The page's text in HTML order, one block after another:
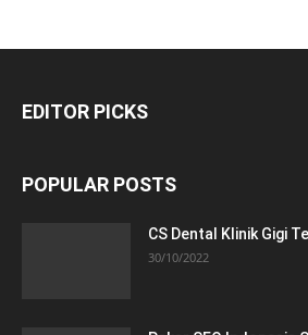
EDITOR PICKS
POPULAR POSTS
CS Dental Klinik Gigi
30/10/2022